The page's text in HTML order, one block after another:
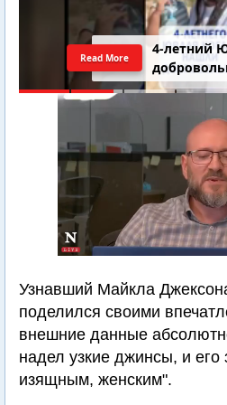
4-летний
Read More
Узнавший Майкла
поделился своими
внешние данные
надел узкие джинсы, и
изящным, женским".